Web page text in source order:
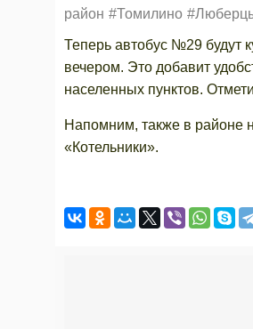
район
Томилино
Теперь автобус №29 будут
вечером. Это добавит
населенных пунктов.
Напомним, также в районе
«Котельники».